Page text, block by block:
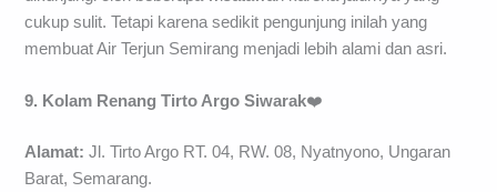
cukup sulit. Tetapi karena sedikit pengunjung inilah yang
membuat Air Terjun Semirang menjadi lebih alami dan asri.
9. Kolam Renang Tirto Argo Siwarak❤️
Alamat:Jl. Tirto Argo RT. 04, RW. 08, Nyatnyono, Ungaran
Barat, Semarang.